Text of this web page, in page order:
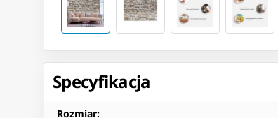
Specyfikacja
Rozmiar: